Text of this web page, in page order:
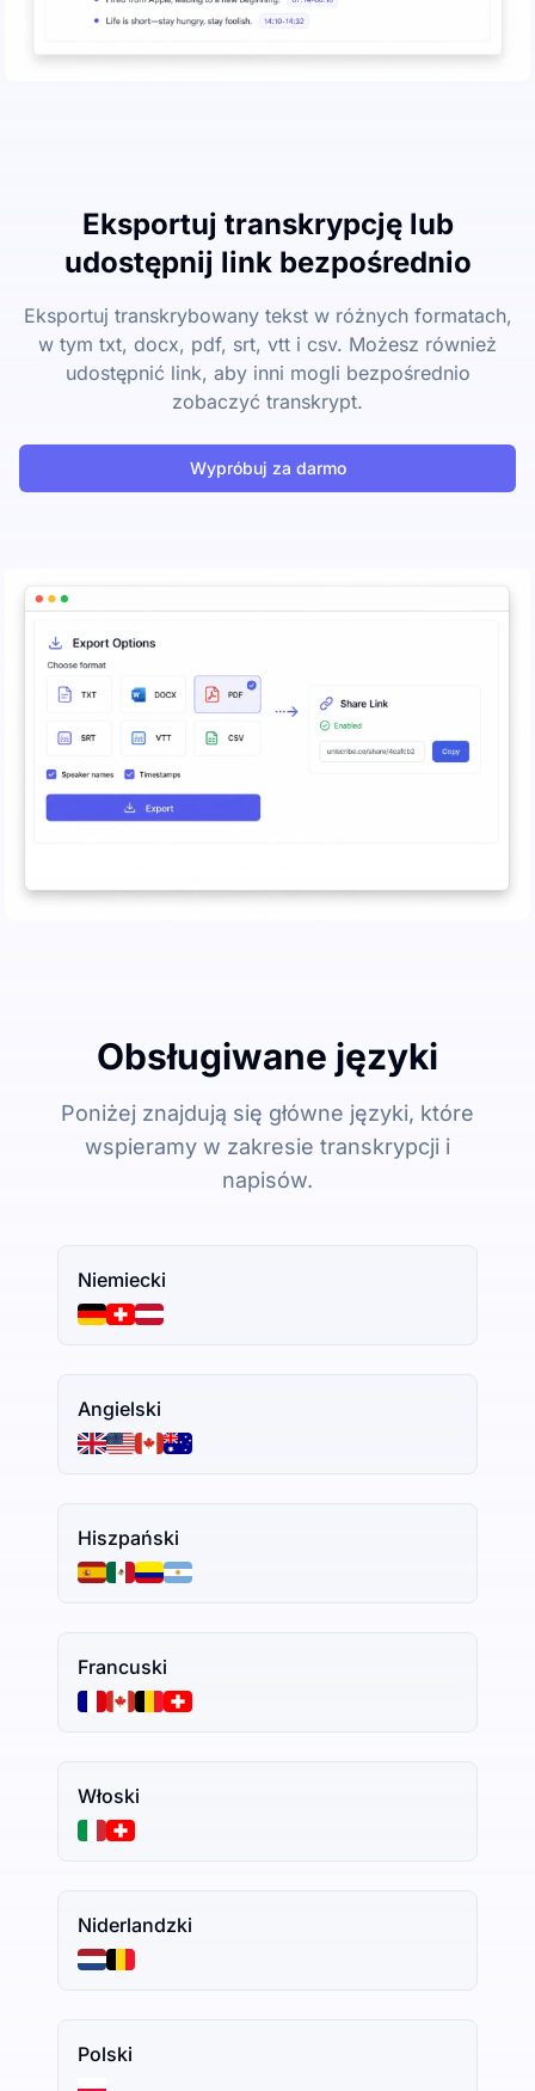
Eksportuj transkrypcję lub
udostępnij link bezpośrednio
Eksportuj transkrybowany tekst w różnych formatach,
w tym txt, docx, pdf, srt, vtt i csv. Możesz również
udostępnić link, aby inni mogli bezpośrednio
zobaczyć transkrypt.
Wypróbuj za darmo
Obsługiwane języki
Poniżej znajdują się główne języki, które
wspieramy w zakresie transkrypcji i
napisów.
Niemiecki
Angielski
Hiszpański
Francuski
Włoski
Niderlandzki
Polski